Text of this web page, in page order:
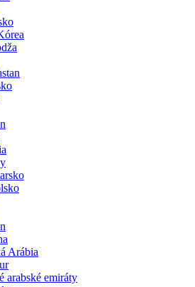
Arábia
arabské emiráty